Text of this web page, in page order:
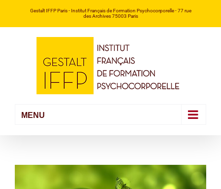
Gestalt IFFP Paris- Institut Français de Formation Psychocorporelle -77 rue
des Archives 75003 Paris